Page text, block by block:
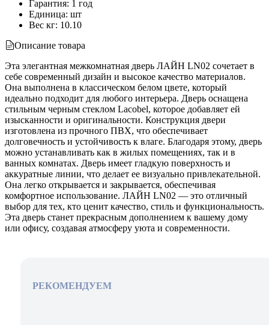
Гарантия: 1 год
Единица: шт
Вес кг: 10.10
Описание товара
Эта элегантная межкомнатная дверь ЛАЙН LN02 сочетает в
себе современный дизайн и высокое качество материалов.
Она выполнена в классическом белом цвете, который
идеально подходит для любого интерьера. Дверь оснащена
стильным черным стеклом Lacobel, которое добавляет ей
изысканности и оригинальности. Конструкция двери
изготовлена из прочного ПВХ, что обеспечивает
долговечность и устойчивость к влаге. Благодаря этому, дверь
можно устанавливать как в жилых помещениях, так и в
ванных комнатах. Дверь имеет гладкую поверхность и
аккуратные линии, что делает ее визуально привлекательной.
Она легко открывается и закрывается, обеспечивая
комфортное использование. ЛАЙН LN02 — это отличный
выбор для тех, кто ценит качество, стиль и функциональность.
Эта дверь станет прекрасным дополнением к вашему дому
или офису, создавая атмосферу уюта и современности.
РЕКОМЕНДУЕМ